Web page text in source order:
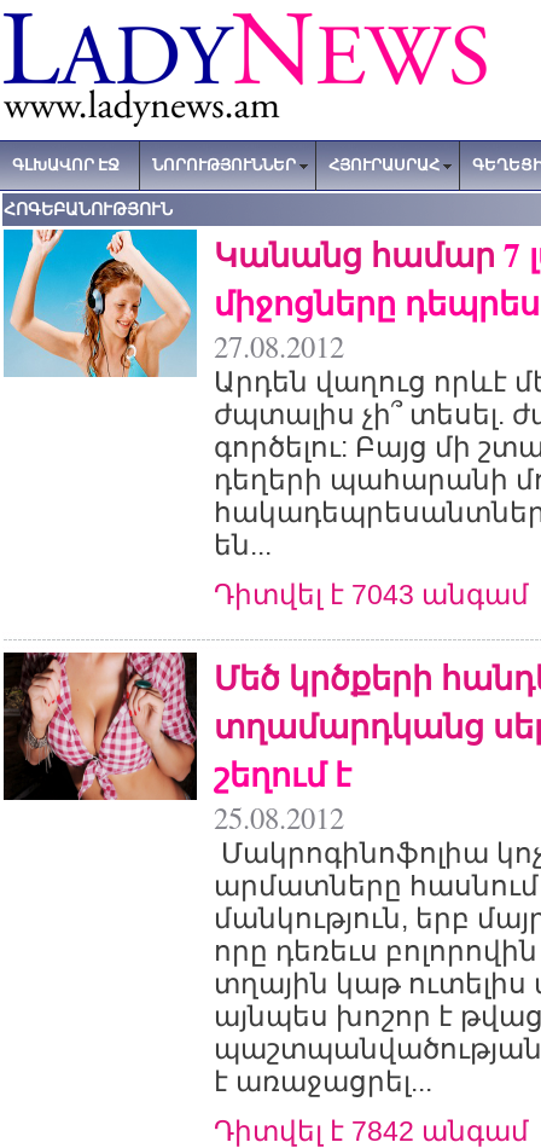
ԳԼԽԱՎՈՐ ԷՋ ՆՈՐՈՒԹՅՈՒՆՆԵՐ ՀՅՈՒՐԱՍՐԱՀ
ՀՈԳԵԲԱՆՈՒԹՅՈՒՆ
Կանանց համար 7
միջոցները
27.08.2012
Արդեն վաղուց որևէ
ժպտալիս չի՞ տեսել.
գործելու: Բայց մի
դեղերի պահարանի
են...
Դիտվել է 7043 անգամ
Մեծ կրծքերի
տղամարդկանց
շեղում է
25.08.2012
Մակրոգինոֆոլիա
արմատները հասնում
մանկություն, երբ
որը դեռեւս
տղային կաթ ուտելիս
այնպես խոշոր է
պաշտպանվածության
է առաջացրել...
Դիտվել է 7842 անգամ